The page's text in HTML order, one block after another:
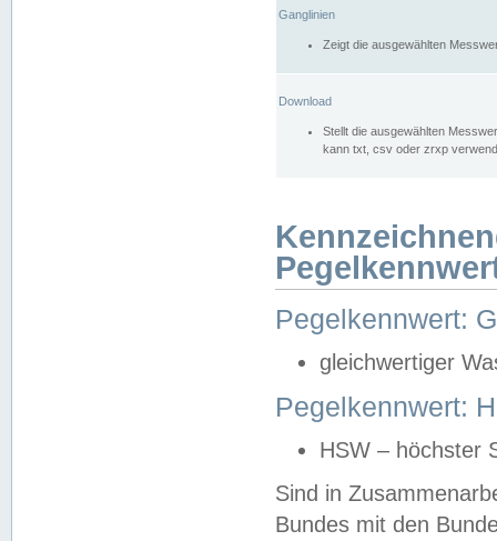
Ganglinien
Zeigt die ausgewählten
Download
Stellt die ausgewählten
kann txt, csv oder zrxp
Pegelkennwert:
gleichwertiger
Pegelkennwert:
HSW – höchster
Sind in
Bundes mit den